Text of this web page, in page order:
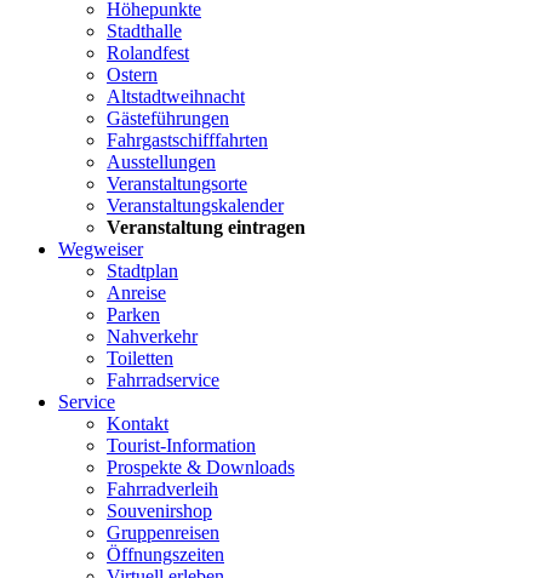
Höhepunkte
Stadthalle
Rolandfest
Ostern
Altstadtweihnacht
Gästeführungen
Fahrgastschifffahrten
Ausstellungen
Veranstaltungsorte
Veranstaltungskalender
Veranstaltung eintragen
Wegweiser
Stadtplan
Anreise
Parken
Nahverkehr
Toiletten
Fahrradservice
Service
Kontakt
Tourist-Information
Prospekte & Downloads
Fahrradverleih
Souvenirshop
Gruppenreisen
Öffnungszeiten